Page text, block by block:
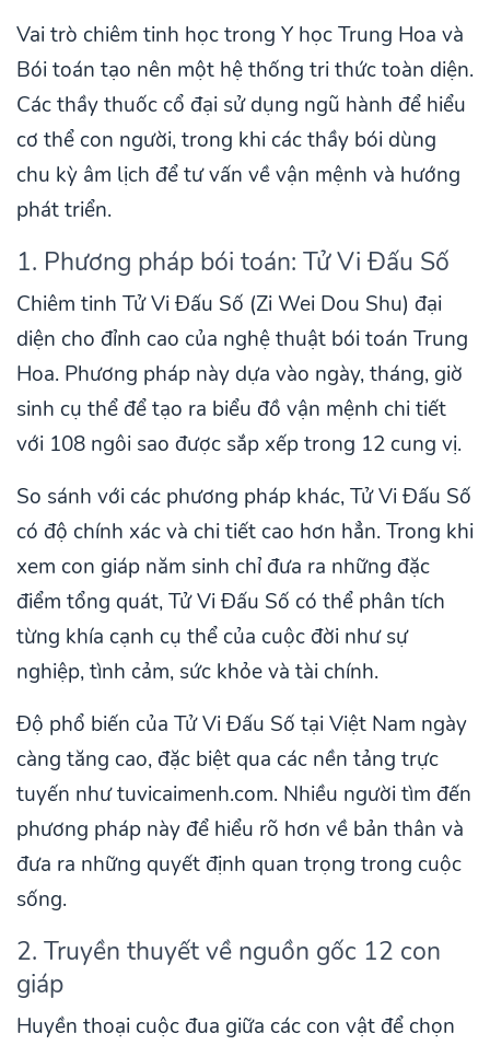
Vai trò chiêm tinh học trong Y học Trung Hoa và
Bói toán tạo nên một hệ thống tri thức toàn diện.
Các thầy thuốc cổ đại sử dụng ngũ hành để hiểu
cơ thể con người, trong khi các thầy bói dùng
chu kỳ âm lịch để tư vấn về vận mệnh và hướng
phát triển.
1. Phương pháp bói toán: Tử Vi Đấu Số
Chiêm tinh Tử Vi Đấu Số (Zi Wei Dou Shu) đại
diện cho đỉnh cao của nghệ thuật bói toán Trung
Hoa. Phương pháp này dựa vào ngày, tháng, giờ
sinh cụ thể để tạo ra biểu đồ vận mệnh chi tiết
với 108 ngôi sao được sắp xếp trong 12 cung vị.
So sánh với các phương pháp khác, Tử Vi Đấu Số
có độ chính xác và chi tiết cao hơn hẳn. Trong khi
xem con giáp năm sinh chỉ đưa ra những đặc
điểm tổng quát, Tử Vi Đấu Số có thể phân tích
từng khía cạnh cụ thể của cuộc đời như sự
nghiệp, tình cảm, sức khỏe và tài chính.
Độ phổ biến của Tử Vi Đấu Số tại Việt Nam ngày
càng tăng cao, đặc biệt qua các nền tảng trực
tuyến như tuvicaimenh.com. Nhiều người tìm đến
phương pháp này để hiểu rõ hơn về bản thân và
đưa ra những quyết định quan trọng trong cuộc
sống.
2. Truyền thuyết về nguồn gốc 12 con
giáp
Huyền thoại cuộc đua giữa các con vật để chọn